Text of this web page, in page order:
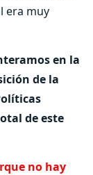
era muy
en la
de la
de este
no hay